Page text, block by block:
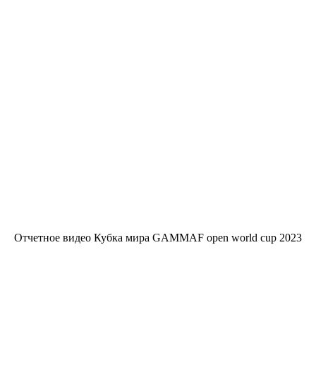
Отчетное видео Кубка мира GAMMAF open world cup 2023